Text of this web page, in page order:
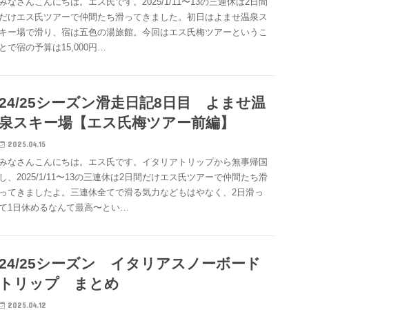
だけエス氏ツアーで仲間たち滑ってきました。初日はよませ温泉ス
キー場で滑り、宿は五色の湯旅館。今回はエス氏梅ツアーというこ
とで宿の予算は15,000円…
25シーズン滑走日記8日目 よませ温
泉スキー場【エス氏梅ツアー前編】
2025.04.15
なさんこんにちは。エス氏です。イタリアトリップから無事帰国
し、2025/1/11〜13の三連休は2日間だけエス氏ツアーで仲間たち滑
ってきましたよ。三連休全てで滑る気力などもはやなく、2日滑っ
1日休めるなんて最高〜とい…
25シーズン イタリアスノーボード
トリップ まとめ
2025.04.12